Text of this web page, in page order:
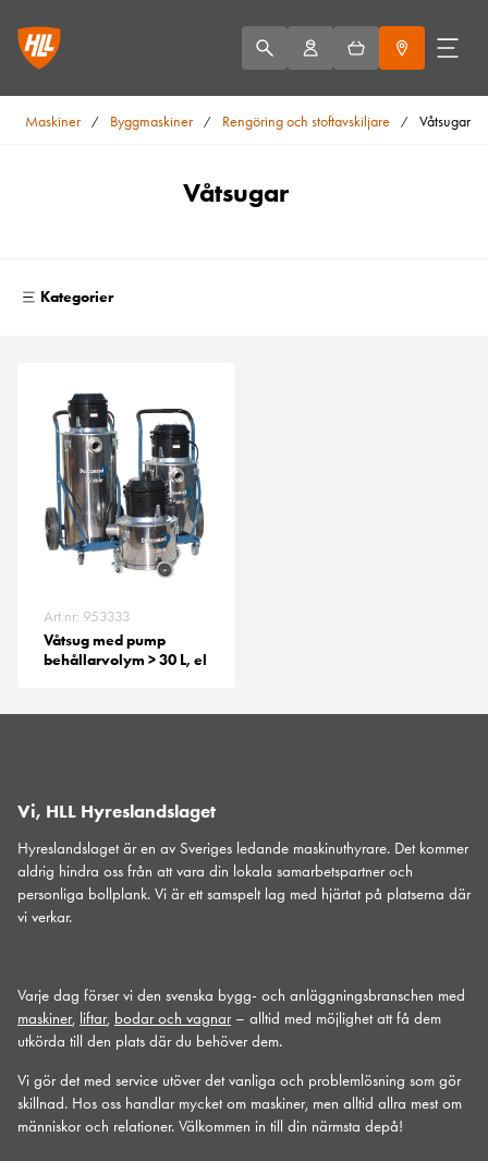
Maskiner / Byggmaskiner / Rengöring och stoftavskiljare / Våtsugar
Våtsugar
Kategorier
Art.nr: 953333
Våtsug med pump
behållarvolym > 30 L, el
Vi, HLL Hyreslandslaget
Hyreslandslaget är en av Sveriges ledande maskinuthyrare. Det kommer
aldrig hindra oss från att vara din lokala samarbetspartner och
personliga bollplank. Vi är ett samspelt lag med hjärtat på platserna där
vi verkar.
Varje dag förser vi den svenska bygg- och anläggningsbranschen med
maskiner, liftar, bodar och vagnar– alltid med möjlighet att få dem
utkörda till den plats där du behöver dem.
Vi gör det med service utöver det vanliga och problemlösning som gör
skillnad. Hos oss handlar mycket om maskiner, men alltid allra mest om
människor och relationer. Välkommen in till din närmsta depå!